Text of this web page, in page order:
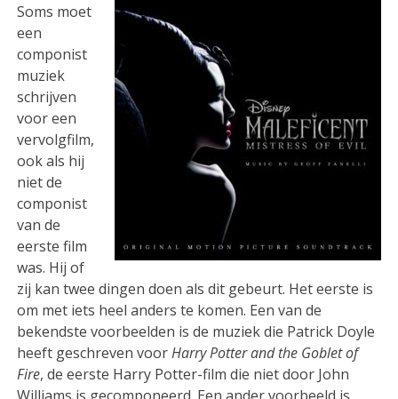
Soms moet
een
componist
muziek
schrijven
voor een
vervolgfilm,
ook als hij
niet de
componist
van de
eerste film
was. Hij of
zij kan twee dingen doen als dit gebeurt. Het eerste is
om met iets heel anders te komen. Een van de
bekendste voorbeelden is de muziek die Patrick Doyle
heeft geschreven voorHarry Potter and the Goblet of
Fire, de eerste Harry Potter-film die niet door John